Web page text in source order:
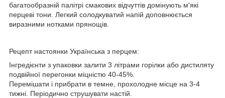
багатообразній палітрі смакових відчуттів домінують м'які
перцеві тони. Легкий солодкуватий напій доповнюється
виразними нотками прянощів.
Рецепт настоянки Українська з перцем:
Інгредієнти з упаковки залити 3 літрами горілки або дистиляту
подвійної перегонки міцністю 40-45%.
Перемішати і прибрати в темне, прохолодне місце на 3-4
тижні. Періодично струшувати настій.